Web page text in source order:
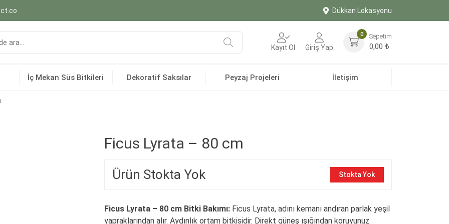
Dükkan Lokasyonu
Ara Kayıt Ol Giriş Yap
0 Sepetim
0,00 ₺
İç Mekan Süs Bitkileri Dekoratif Saksılar Peyzaj Projeleri İletişim
Ficus Lyrata – 80 cm
Ürün Stokta Yok Stokta Yok
Ficus Lyrata – 80 cm Bitki Bakımı: Ficus Lyrata, adını kemanı andıran parlak yeşil
yapraklarından alır. Aydınlık ortam bitkisidir. Direkt güneş ışığından koruyunuz.